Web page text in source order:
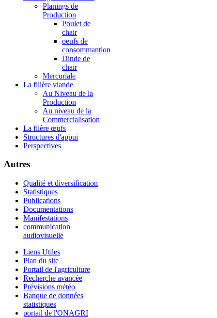
Planings de
Production
Poulet de
chair
oeufs de
consommantion
Dinde de
chair
Mercuriale
La filière viande
Au Niveau de la
Production
Au niveau de la
Commercialisation
La filère œufs
Structures d'appui
Perspectives
Autres
Qualité et diversification
Statistiques
Publications
Documentations
Manifestations
communication
audiovisuelle
Liens Utiles
Plan du site
Portail de l'agriculture
Recherche avancée
Prévisions météo
Banque de données
statistiques
portail de l'ONAGRI